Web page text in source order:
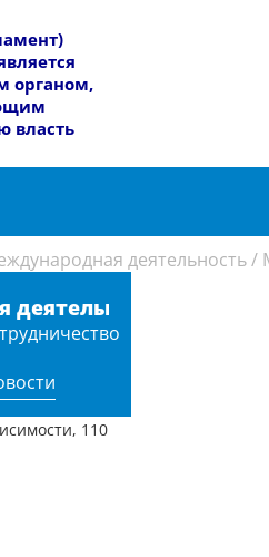
органом,
власть
деятельность /
110